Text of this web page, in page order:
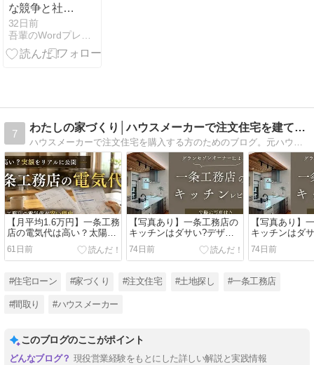
な競争と社会
変革
32日前
7
わたしの家づくり│ハウスメーカーで注文住宅を建てよう
【月平均1.6万円】一条工務
店の電気代は高い？太陽光
ありのリアル収支をレビュ
ー
61日前
【写真あり】一条工務店の
キッチンはダサい?デザイ
ンや収納力をレビューしま
す
74日前
【写真あり】
キッチンはダ
ンや収納力を
す
74日前
#住宅ローン #家づくり #注文住宅 #土地探し #一条工務店
#間取り #ハウスメーカー
このブログのここがポイント
現役営業経験をもとにした詳しい解説と実践情報